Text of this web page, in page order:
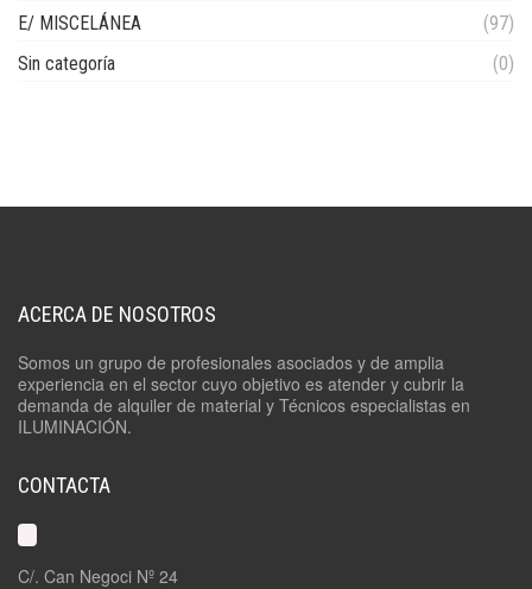
E/ MISCELÁNEA
(97)
Sin categoría
(0)
ACERCA DE NOSOTROS
Somos un grupo de profesionales asociados y de amplia
experiencia en el sector cuyo objetivo es atender y cubrir la
demanda de alquiler de material y Técnicos especialistas en
ILUMINACIÓN.
CONTACTA
C/. Can Negoci Nº 24